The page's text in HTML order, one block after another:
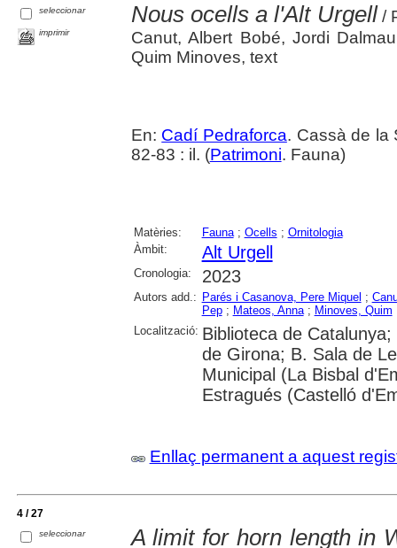
seleccionar
imprimir
Nous ocells a l'Alt Urgell/
Canut, Albert Bobé, Jordi
Quim Minoves, text
En: Cadí Pedraforca. Cassà de la
82-83 : il. (Patrimoni. Fauna)
Matèries: Fauna; Ocells ; Ornitologia
Àmbit:
Alt Urgell
Cronologia: 2023
Autors add.: Parés i Casanova, Pere Miquel ;
Pep; Mateos, Anna; Minoves, Quim
Localització: Biblioteca de
de Girona; B. Sala de
Municipal (La Bisbal
Estragués (Castelló
Enllaç permanent a aquest
4 / 27
seleccionar A limit for horn length in